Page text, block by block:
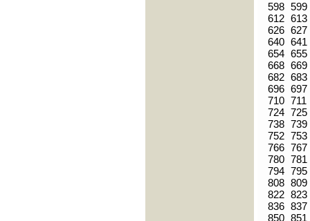
598 599
612 613
626 627
640 641
654 655
668 669
682 683
696 697
710 711
724 725
738 739
752 753
766 767
780 781
794 795
808 809
822 823
836 837
850 851